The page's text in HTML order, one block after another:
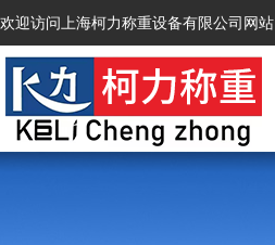
欢迎访问上海柯力称重设备有限公司网站